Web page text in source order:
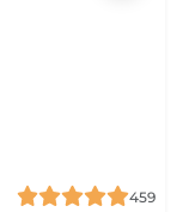
459